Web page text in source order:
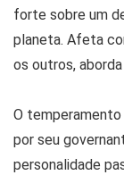
forte sobre um
planeta. Afeta
os outros,
O
por seu
personalidade